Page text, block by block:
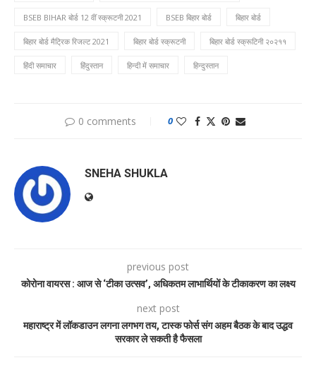
BSEB BIHAR बोर्ड 12 वीं स्क्रूटनी 2021 BSEB बिहार बोर्ड बिहार बोर्ड
बिहार बोर्ड मैट्रिक रिजल्ट 2021 बिहार बोर्ड स्क्रूटनी बिहार बोर्ड स्क्रूटिनी २०२११
हिंदी समाचार हिंदुस्तान हिन्दी में समाचार हिन्दुस्तान
0 comments 0
SNEHA SHUKLA
previous post
कोरोना वायरस : आज से ‘टीका उत्सव’, अधिकतम लाभार्थियों के टीकाकरण का लक्ष्य
next post
महाराष्ट्र में लॉकडाउन लगना लगभग तय, टास्क फोर्स संग अहम बैठक के बाद उद्धव
सरकार ले सकती है फैसला